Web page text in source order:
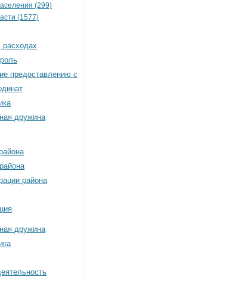
(299)
(1577)
предоставлению с
дружина
района
дружина